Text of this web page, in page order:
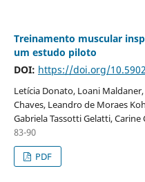
Treinamento muscular
um estudo piloto
DOI: https://doi.org/
Letícia Donato, Loani
Chaves, Leandro de Moraes
Gabriela Tassotti Gelatti, Carine
83-90
PDF